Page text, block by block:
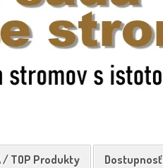
/ TOP Produkty Dostupnosť